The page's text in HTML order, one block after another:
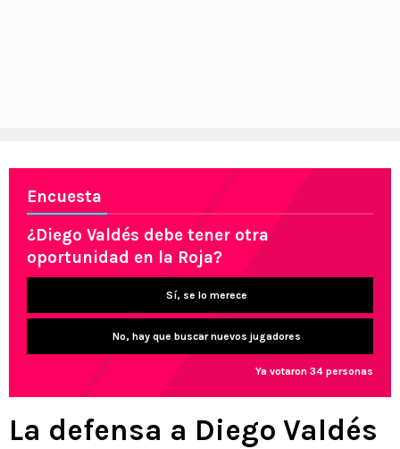
Encuesta
¿Diego Valdés debe tener otra
oportunidad en la Roja?
Sí, se lo merece
No, hay que buscar nuevos jugadores
Ya votaron 34 personas
La defensa a Diego Valdés